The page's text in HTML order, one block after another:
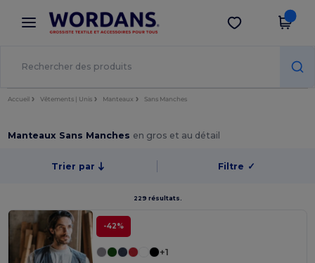
× Appli Wordans
Meilleurs prix sur l’app !
Obtenir l'appli
Accueil Vêtements | Unis Manteaux Sans Manches
Manteaux Sans Manches en gros et au détail
Trier par Filtre ✓
229 résultats.
-42%
+1